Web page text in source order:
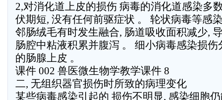
2,对消化道上皮的损伤 病毒的消化道感染多
伏期短, 没有任何前驱症状 。 轮状病毒等感
邻肠绒毛有时发生融合, 肠道吸收面积减少,
肠腔中粘液积累并腹泻 。 细小病毒感染损伤
的肠腺上皮 。
课件 002 兽医微生物学教学课件 8
二, 无组织器官损伤时所致的病理变化
某些病毒感染引起的 损伤不明显, 感染细胞